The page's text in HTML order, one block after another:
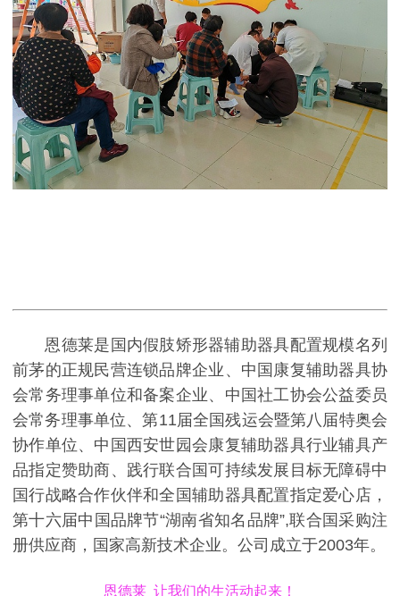
恩德莱是国内假肢矫形器辅助器具配置规模名列
前茅的正规民营连锁品牌企业、中国康复辅助器具协
会常务理事单位和备案企业、中国社工协会公益委员
会常务理事单位、第11届全国残运会暨第八届特奥会
协作单位、中国西安世园会康复辅助器具行业辅具产
品指定赞助商、践行联合国可持续发展目标无障碍中
国行战略合作伙伴和全国辅助器具配置指定爱心店，
第十六届中国品牌节“湖南省知名品牌”,联合国采购注
册供应商，国家高新技术企业。公司成立于2003年。
恩德莱 让我们的生活动起来！